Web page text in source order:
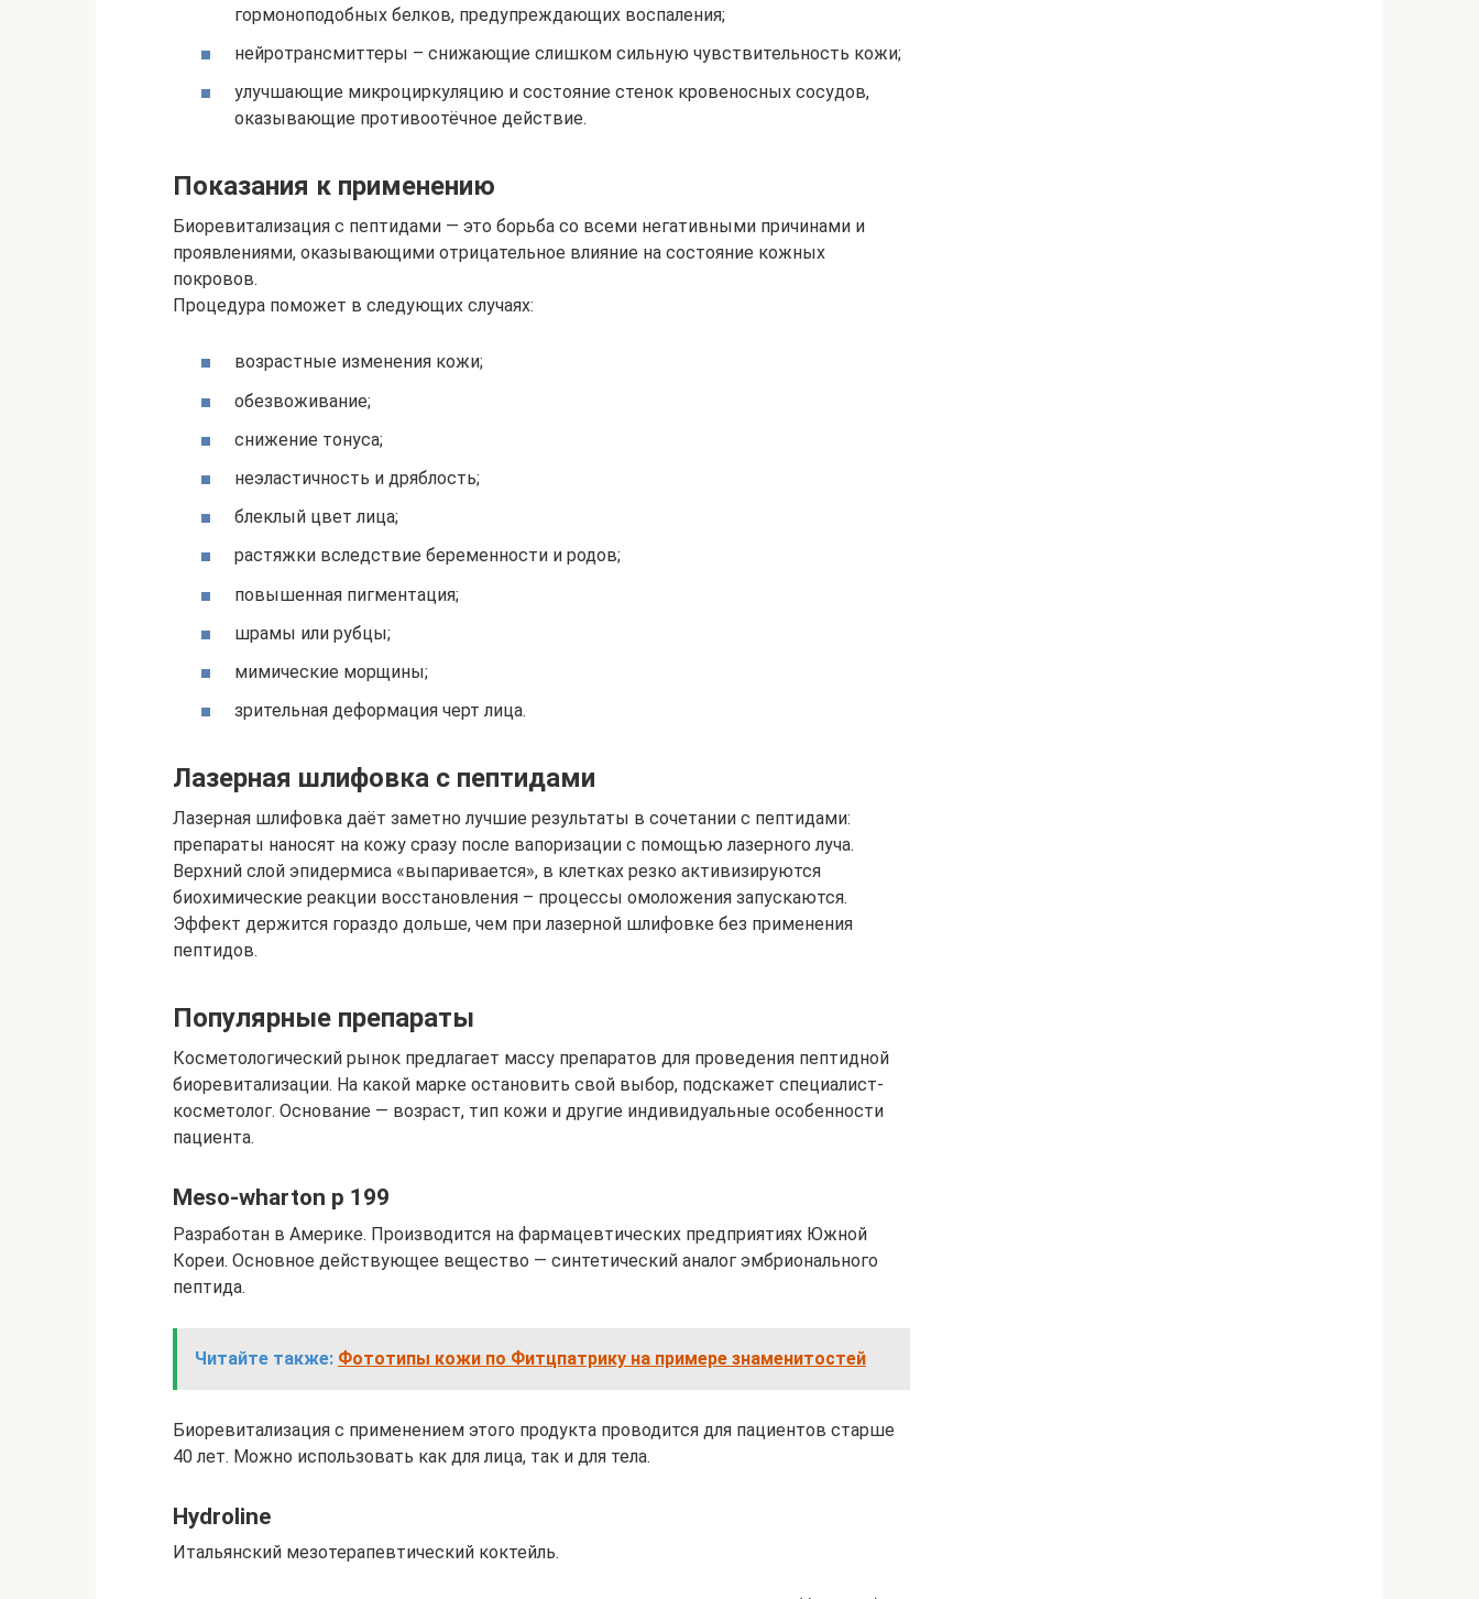
гормоноподобных белков, предупреждающих воспаления;
нейротрансмиттеры – снижающие слишком сильную чувствительность кожи;
улучшающие микроциркуляцию и состояние стенок кровеносных сосудов,
оказывающие противоотёчное действие.
Показания к применению
Биоревитализация с пептидами — это борьба со всеми негативными причинами и
проявлениями, оказывающими отрицательное влияние на состояние кожных
покровов.
Процедура поможет в следующих случаях:
возрастные изменения кожи;
обезвоживание;
снижение тонуса;
неэластичность и дряблость;
блеклый цвет лица;
растяжки вследствие беременности и родов;
повышенная пигментация;
шрамы или рубцы;
мимические морщины;
зрительная деформация черт лица.
Лазерная шлифовка с пептидами
Лазерная шлифовка даёт заметно лучшие результаты в сочетании с пептидами:
препараты наносят на кожу сразу после вапоризации с помощью лазерного луча.
Верхний слой эпидермиса «выпаривается», в клетках резко активизируются
биохимические реакции восстановления – процессы омоложения запускаются.
Эффект держится гораздо дольше, чем при лазерной шлифовке без применения
пептидов.
Популярные препараты
Косметологический рынок предлагает массу препаратов для проведения пептидной
биоревитализации. На какой марке остановить свой выбор, подскажет специалист-
косметолог. Основание — возраст, тип кожи и другие индивидуальные особенности
пациента.
Meso-wharton p 199
Разработан в Америке. Производится на фармацевтических предприятиях Южной
Кореи. Основное действующее вещество — синтетический аналог эмбрионального
пептида.
Читайте также: Фототипы кожи по Фитцпатрику на примере знаменитостей
Биоревитализация с применением этого продукта проводится для пациентов старше
40 лет. Можно использовать как для лица, так и для тела.
Hydroline
Итальянский мезотерапевтический коктейль.